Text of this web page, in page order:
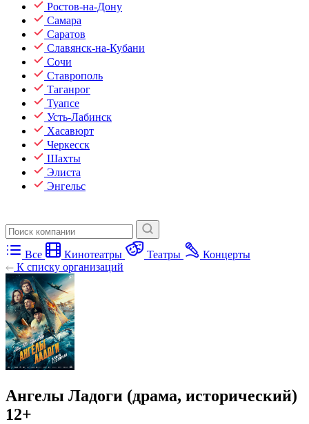
Ростов-на-Дону
Самара
Саратов
Славянск-на-Кубани
Сочи
Ставрополь
Таганрог
Туапсе
Усть-Лабинск
Хасавюрт
Черкесск
Шахты
Элиста
Энгельс
Все Кинотеатры Театры
Концерты
К списку организаций
Ангелы Ладоги (драма, исторический)
12+